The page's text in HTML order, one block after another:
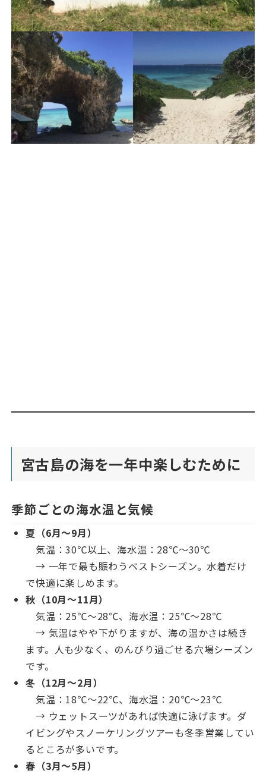
宮古島の海を一年中楽しむために
季節ごとの海水温と気候
夏（6月〜9月）
気温：30℃以上、海水温：28℃〜30℃
→ 一年で最も賑わうベストシーズン。水着だけ
で快適に楽しめます。
秋（10月〜11月）
気温：25℃〜28℃、海水温：25℃〜28℃
→ 気温はやや下がりますが、海の温かさは続き
ます。人も少なく、のんびり過ごせる穴場シーズン
です。
冬（12月〜2月）
気温：18℃〜22℃、海水温：20℃〜23℃
→ ウェットスーツがあれば快適に泳げます。ダ
イビングやスノーケリングツアーも冬季営業してい
るところが多いです。
春（3月〜5月）